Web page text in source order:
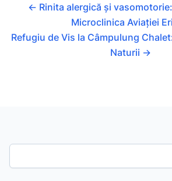
← Rinita alergică și
Microclinica Aviației
Refugiu de Vis la Câmpulung
Naturii →